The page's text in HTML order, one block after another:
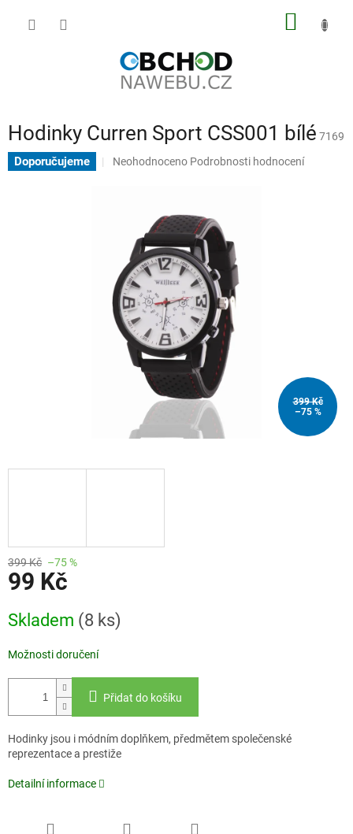
Hodinky Curren Sport CSS001 bílé 7169
Doporučujeme
Průměrné
hvězdiček.
Neohodnoceno Podrobnosti hodnocení
399 Kč
–75 %
399 Kč –75 %
99 Kč
cena:
Skladem (8 ks)
Možnosti doručení
Přidat do košíku
Hodinky jsou i módním doplňkem, předmětem společenské
reprezentace a prestiže
Detailní informace